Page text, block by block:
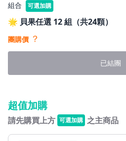
組合 可選加購
🌟 貝果任選 12 組（共24顆）
團購價 ？
已結團
超值加購
請先購買上方 可選加購 之主商品